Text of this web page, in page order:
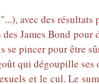
"...), avec des
James Bond pour
pincer pour être
qui dégoupille ses
et le cul. Le